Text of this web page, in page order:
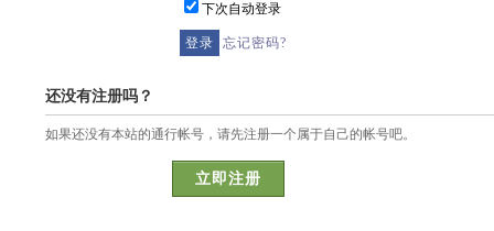
下次自动登录
忘记密码?
还没有注册吗？
如果还没有本站的通行帐号，请先注册一个属于自己的帐号吧。
立即注册